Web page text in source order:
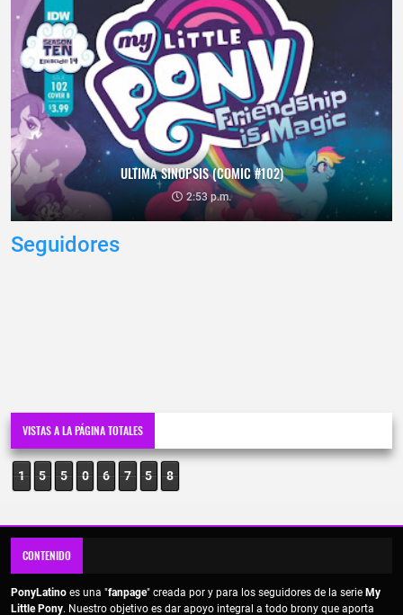
ULTIMA SINOPSIS (COMIC #102)
2:53 p.m.
Seguidores
VISTAS A LA PÁGINA TOTALES
1 5 5 0 6 7 5 8
CONTENIDO
PonyLatino es una "fanpage" creada por y para los seguidores de la serie My
Little Pony. Nuestro objetivo es dar apoyo integral a todo brony que aporta